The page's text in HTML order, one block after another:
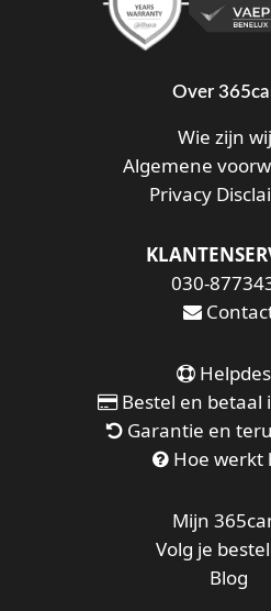
Over
Wie zijn
Algemene
Privacy
030-
Bestel en
Garantie en
Hoe werkt
Mijn
Volg je
Blog